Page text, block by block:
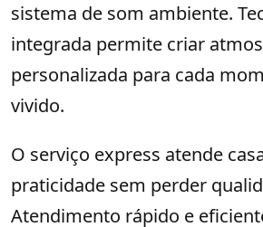
sistema de som ambiente.
integrada permite criar
personalizada para cada
vivido.
O serviço express atende
praticidade sem perder
Atendimento rápido e